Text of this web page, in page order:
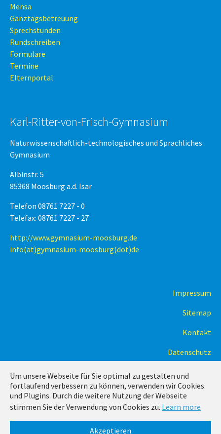
Um unsere Webseite für Sie optimal zu gestalten und
fortlaufend verbessern zu können, verwenden wir Cookies
und Plugins. Durch die weitere Nutzung der Webseite
stimmen Sie der Verwendung von Cookies zu. Learn more
Akzeptieren
Mensa
Ganztagsbetreuung
Sprechstunden
Rundschreiben
Formulare
Termine
Elternportal
Karl-Ritter-von-Frisch-Gymnasium
Naturwissenschaftlich-technologisches und Sprachliches
Gymnasium
Albinstr. 5
85368 Moosburg a.d. Isar
Telefon 08761 7227 - 0
Telefax: 08761 7227 - 27
http://www.gymnasium-moosburg.de
info(at)gymnasium-moosburg(dot)de
Impressum
Sitemap
Kontakt
Datenschutz
andBootstrap Package